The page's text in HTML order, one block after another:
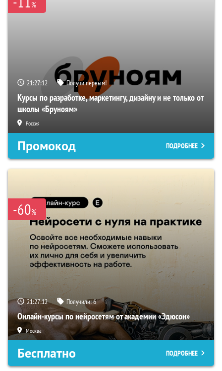
%
21:27:12 Получи первым!
Курсы по разработке, маркетингу, дизайну и не только от
школы «Бруноям»
Россия
Промокод ПОДРОБНЕЕ
-60%
21:27:12 Получили:6
Онлайн-курсы по нейросетям от академии «Эдюсон»
Москва
Бесплатно ПОДРОБНЕЕ